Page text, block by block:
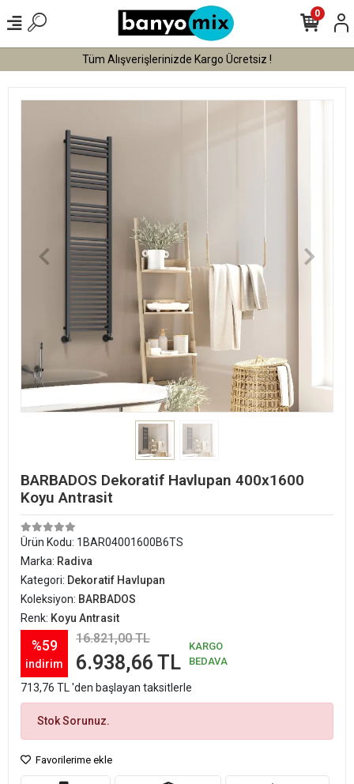
Tüm Alışverişlerinizde Kargo Ücretsiz !
0
BARBADOS Dekoratif Havlupan 400x1600
Koyu Antrasit
Ürün Kodu: 1BAR04001600B6TS
Marka: Radiva
Kategori: Dekoratif Havlupan
Koleksiyon: BARBADOS
Renk: Koyu Antrasit
%59
indirim
16.821,00 TL
6.938,66 TL
KARGO
BEDAVA
713,76 TL 'den başlayan taksitlerle
Stok Sorunuz.
Favorilerime ekle